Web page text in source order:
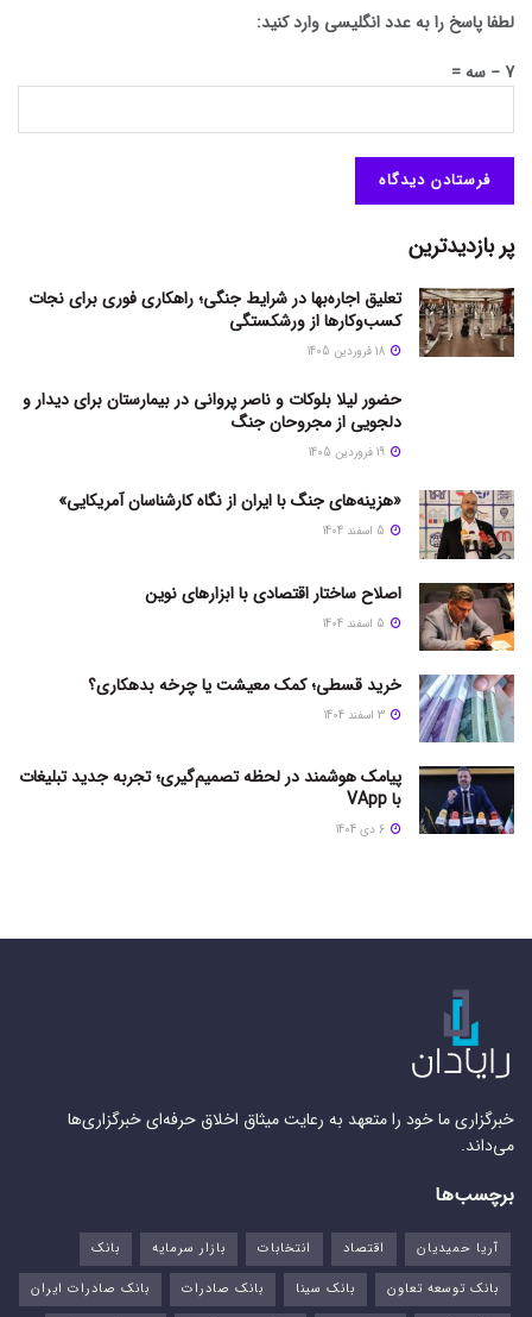
لطفا پاسخ را به عدد انگلیسی وارد کنید:
7 − سه =
پر بازدیدترین
تعلیق اجاره‌بها در شرایط جنگی؛ راهکاری فوری برای نجات
کسب‌وکارها از ورشکستگی
حضور لیلا بلوکات و ناصر پروانی در بیمارستان برای دیدار و
دلجویی از مجروحان جنگ
«هزینه‌های جنگ با ایران از نگاه کارشناسان آمریکایی»
اصلاح ساختار اقتصادی با ابزارهای نوین
خرید قسطی؛ کمک معیشت یا چرخه بدهکاری؟
پیامک هوشمند در لحظه تصمیم‌گیری؛ تجربه جدید تبلیغات
با VApp
خبرگزاری ما خود را متعهد به رعایت میثاق اخلاق حرفه‌ای خبرگزاری‌ها
می‌داند.
برچسب‌ها
آریا حمیدیان اقتصاد انتخابات بازار سرمایه
بانک
بانک توسعه تعاون
بانک سینا بانک صادرات
بانک صادرات ایران